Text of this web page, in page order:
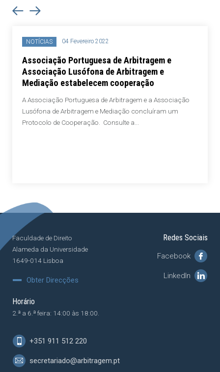
NOTÍCIAS 04 Fevereiro 2022
Associação Portuguesa de Arbitragem e
Associação Lusófona de Arbitragem e
Mediação estabelecem cooperação
A Associação Portuguesa de Arbitragem e a Associação
Lusófona de Arbitragem e Mediação concluíram um
Protocolo de Cooperação. Consulte a...
Redes Sociais
Facebook
LinkedIn
Faculdade de Direito
Alameda da Universidade
1649-014 Lisboa
Obter Direcções
Horário
2.ª a 6.ª feira: 14:00 às 18:00.
+351 911 512 220
secretariado@arbitragem.pt